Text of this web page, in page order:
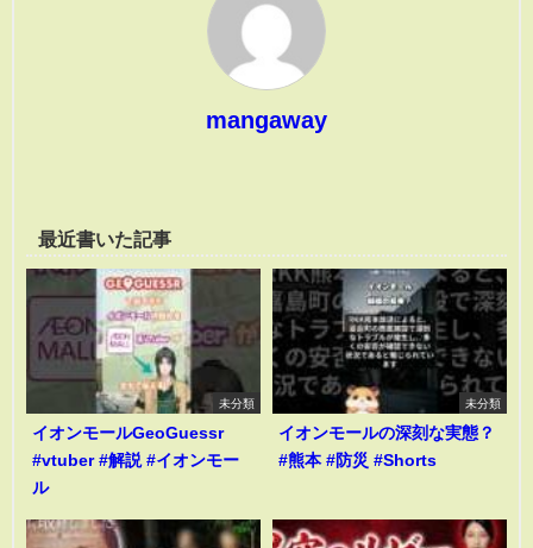
mangaway
最近書いた記事
未分類
イオンモールGeoGuessr
#vtuber #解説 #イオンモー
ル
未分類
イオンモールの深刻な実態？
#熊本 #防災 #Shorts